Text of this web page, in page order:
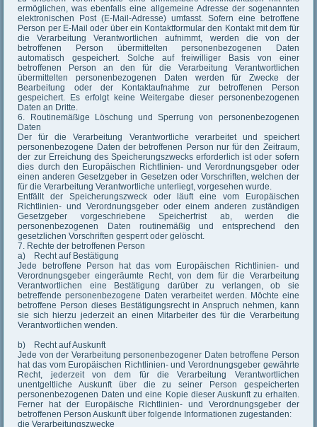
ermöglichen, was ebenfalls eine allgemeine Adresse der sogenannten
elektronischen Post (E-Mail-Adresse) umfasst. Sofern eine betroffene
Person per E-Mail oder über ein Kontaktformular den Kontakt mit dem für
die Verarbeitung Verantwortlichen aufnimmt, werden die von der
betroffenen Person übermittelten personenbezogenen Daten
automatisch gespeichert. Solche auf freiwilliger Basis von einer
betroffenen Person an den für die Verarbeitung Verantwortlichen
übermittelten personenbezogenen Daten werden für Zwecke der
Bearbeitung oder der Kontaktaufnahme zur betroffenen Person
gespeichert. Es erfolgt keine Weitergabe dieser personenbezogenen
Daten an Dritte.
6. Routinemäßige Löschung und Sperrung von personenbezogenen
Daten
Der für die Verarbeitung Verantwortliche verarbeitet und speichert
personenbezogene Daten der betroffenen Person nur für den Zeitraum,
der zur Erreichung des Speicherungszwecks erforderlich ist oder sofern
dies durch den Europäischen Richtlinien- und Verordnungsgeber oder
einen anderen Gesetzgeber in Gesetzen oder Vorschriften, welchen der
für die Verarbeitung Verantwortliche unterliegt, vorgesehen wurde.
Entfällt der Speicherungszweck oder läuft eine vom Europäischen
Richtlinien- und Verordnungsgeber oder einem anderen zuständigen
Gesetzgeber vorgeschriebene Speicherfrist ab, werden die
personenbezogenen Daten routinemäßig und entsprechend den
gesetzlichen Vorschriften gesperrt oder gelöscht.
7. Rechte der betroffenen Person
a) Recht auf Bestätigung
Jede betroffene Person hat das vom Europäischen Richtlinien- und
Verordnungsgeber eingeräumte Recht, von dem für die Verarbeitung
Verantwortlichen eine Bestätigung darüber zu verlangen, ob sie
betreffende personenbezogene Daten verarbeitet werden. Möchte eine
betroffene Person dieses Bestätigungsrecht in Anspruch nehmen, kann
sie sich hierzu jederzeit an einen Mitarbeiter des für die Verarbeitung
Verantwortlichen wenden.
b) Recht auf Auskunft
Jede von der Verarbeitung personenbezogener Daten betroffene Person
hat das vom Europäischen Richtlinien- und Verordnungsgeber gewährte
Recht, jederzeit von dem für die Verarbeitung Verantwortlichen
unentgeltliche Auskunft über die zu seiner Person gespeicherten
personenbezogenen Daten und eine Kopie dieser Auskunft zu erhalten.
Ferner hat der Europäische Richtlinien- und Verordnungsgeber der
betroffenen Person Auskunft über folgende Informationen zugestanden:
die Verarbeitungszwecke